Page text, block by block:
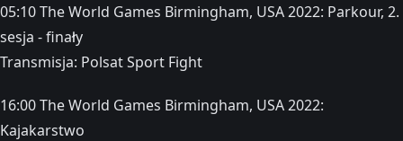
05:10 The World Games Birmingham, USA 2022: Parkour, 2.
sesja - finały
Transmisja: Polsat Sport Fight
16:00 The World Games Birmingham, USA 2022:
Kajakarstwo